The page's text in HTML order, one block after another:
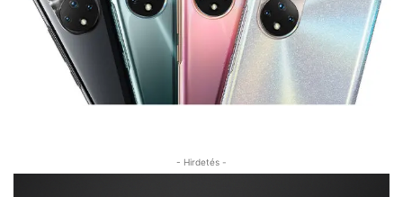
- Hirdetés -